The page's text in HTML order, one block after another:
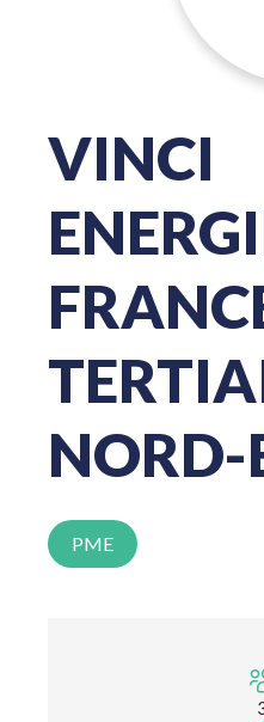
VINCI
NORD-
PME